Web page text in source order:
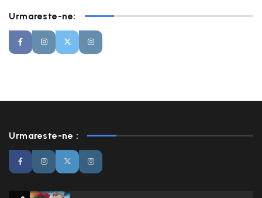
Urmareste-ne:
Urmareste-ne :